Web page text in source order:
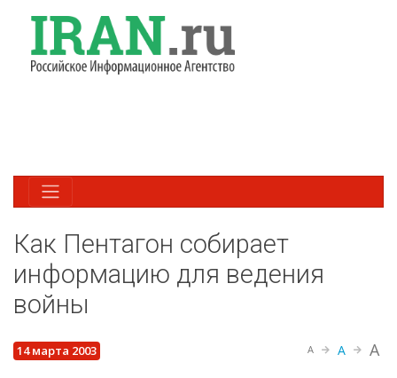
Как Пентагон собирает
информацию для ведения
войны
14 марта 2003 A A A